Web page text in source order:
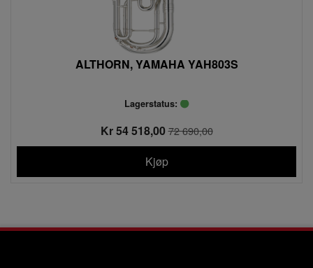
ALTHORN, YAMAHA YAH803S
Lagerstatus:
Kr 54 518,0072 690,00
Kjøp